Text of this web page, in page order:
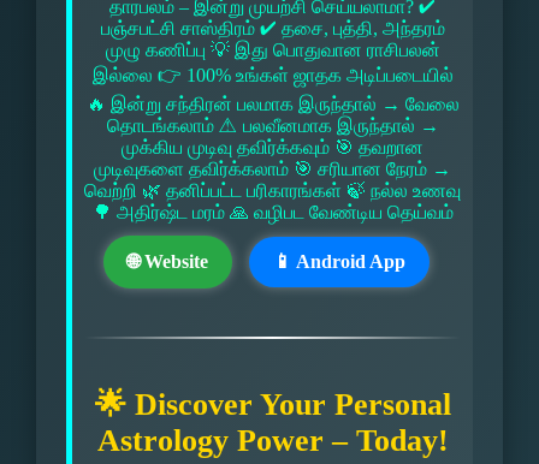
தாரபலம் – இன்று முயற்சி செய்யலாமா? ✔
பஞ்சபட்சி சாஸ்திரம் ✔ தசை, புத்தி, அந்தரம்
முழு கணிப்பு 💡 இது பொதுவான ராசிபலன்
இல்லை 👉 100% உங்கள் ஜாதக அடிப்படையில்
🔥 இன்று சந்திரன் பலமாக இருந்தால் → வேலை
தொடங்கலாம் ⚠ பலவீனமாக இருந்தால் →
முக்கிய முடிவு தவிர்க்கவும் 🎯 தவறான
முடிவுகளை தவிர்க்கலாம் 🎯 சரியான நேரம் →
வெற்றி 🌿 தனிப்பட்ட பரிகாரங்கள் 🍃 நல்ல உணவு
🌳 அதிர்ஷ்ட மரம் 🙏 வழிபட வேண்டிய தெய்வம்
🌐 Website 📱 Android App
🌟 Discover Your Personal
Astrology Power – Today!